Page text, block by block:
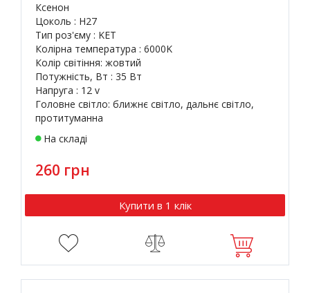
Ксенон
Цоколь : H27
Тип роз'єму : KET
Колірна температура : 6000K
Колір світіння: жовтий
Потужність, Вт : 35 Вт
Напруга : 12 v
Головне світло: ближнє світло, дальнє світло,
протитуманна
На складі
260 грн
Купити в 1 клік